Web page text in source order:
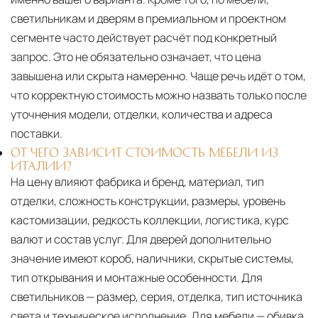
светильникам и дверям в премиальном и проектном
сегменте часто действует расчёт под конкретный
запрос. Это не обязательно означает, что цена
завышена или скрыта намеренно. Чаще речь идёт о том,
что корректную стоимость можно назвать только после
уточнения модели, отделки, количества и адреса
поставки.
ОТ ЧЕГО ЗАВИСИТ СТОИМОСТЬ МЕБЕЛИ ИЗ
ИТАЛИИ?
На цену влияют фабрика и бренд, материал, тип
отделки, сложность конструкции, размеры, уровень
кастомизации, редкость коллекции, логистика, курс
валют и состав услуг. Для дверей дополнительно
значение имеют короб, наличники, скрытые системы,
тип открывания и монтажные особенности. Для
светильников — размер, серия, отделка, тип источника